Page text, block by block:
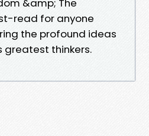
&amp; The
read for anyone
the profound ideas
greatest thinkers.